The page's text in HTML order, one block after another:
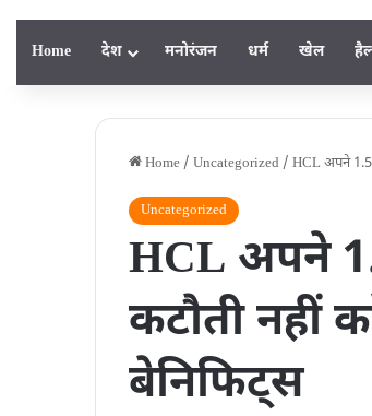
Home देश मनाेरंजन धर्म खेल
Home / Uncategorized / HCL अपने
Uncategorized
HCL अपने
कटौती नहीं
बेनिफिट्स